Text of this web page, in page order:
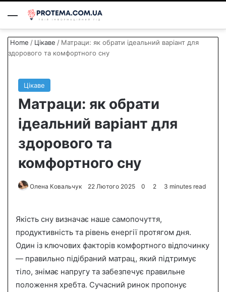
Menu
Home / Цікаве / Матраци: як обрати ідеальний варіант для
здорового та комфортного сну
Цікаве
Матраци: як обрати
ідеальний варіант для
здорового та
комфортного сну
Олена Ковальчук
d
a
n
e
m
a
22 Лютого 2025 0 2 3 minutes read
Якість сну визначає наше самопочуття,
продуктивність та рівень енергії протягом дня.
Один із ключових факторів комфортного відпочинку
— правильно підібраний матрац, який підтримує
тіло, знімає напругу та забезпечує правильне
положення хребта. Сучасний ринок пропонує